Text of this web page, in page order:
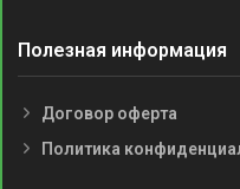
Полезная информация
Договор оферта
Политика